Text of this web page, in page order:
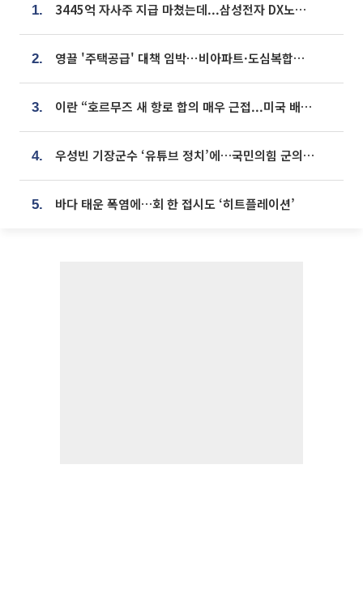
1. 3445억 자사주 지급 마쳤는데...삼성전자 DX노조, 뒤늦은 '떼쓰기 집회'
2. 영끌 '주택공급' 대책 임박⋯비아파트·도심복합까지 총동원
3. 이란 “호르무즈 새 항로 합의 매우 근접...미국 배상 먼저”
4. 우성빈 기장군수 ‘유튜브 정치’에…국민의힘 군의원들 집단 반발
5. 바다 태운 폭염에…회 한 접시도 ‘히트플레이션’